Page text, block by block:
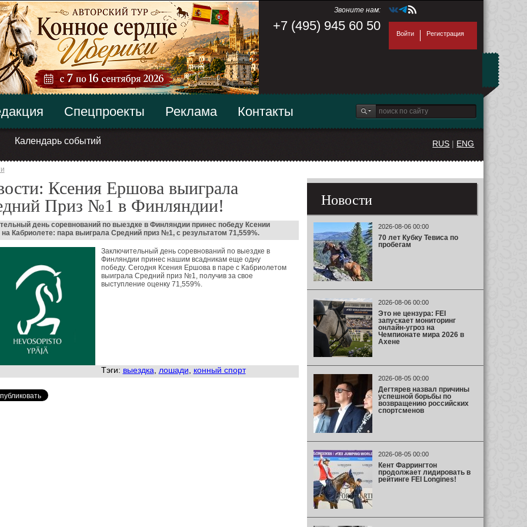
Звоните нам:
+7 (495) 945 60 50
Войти Регистрация
Календарь событий
Спецпроекты Реклама Контакты
RUS | ENG
Ксения Ершова выиграла
Приз №1 в Финляндии!
день соревнований по выездке в Финляндии принес победу Ксении
Кабриолете: пара выиграла Средний приз №1, с результатом 71,559%.
Заключительный день соревнований по выездке в
Финляндии принес нашим всадникам еще одну
победу. Сегодня Ксения Ершова в паре с Кабриолетом
выиграла Средний приз №1, получив за свое
выступление оценку 71,559%.
Тэги: выездка лошади конный спорт
Новости
2026-08-06 00:00
70 лет Кубку Тевиса по
пробегам
2026-08-06 00:00
Это не цензура: FEI
запускает мониторинг
онлайн-угроз на
Чемпионате мира 2026 в
Ахене
2026-08-05 00:00
Дегтярев назвал причины
успешной борьбы по
возвращению российских
спортсменов
2026-08-05 00:00
Кент Фаррингтон
продолжает лидировать в
рейтинге FEI Longines!